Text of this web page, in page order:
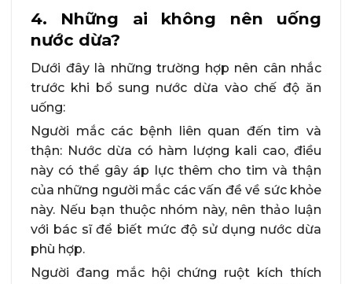
4. Những ai không nên uống
nước dừa?
Dưới đây là những trường hợp nên cân nhắc
trước khi bổ sung nước dừa vào chế độ ăn
uống:
Người mắc các bệnh liên quan đến tim và
thận: Nước dừa có hàm lượng kali cao, điều
này có thể gây áp lực thêm cho tim và thận
của những người mắc các vấn đề về sức khỏe
này. Nếu bạn thuộc nhóm này, nên thảo luận
với bác sĩ để biết mức độ sử dụng nước dừa
phù hợp.
Người đang mắc hội chứng ruột kích thích